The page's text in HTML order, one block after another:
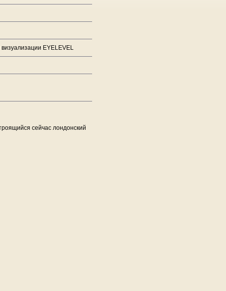
визуализации EYELEVEL
сейчас лондонский